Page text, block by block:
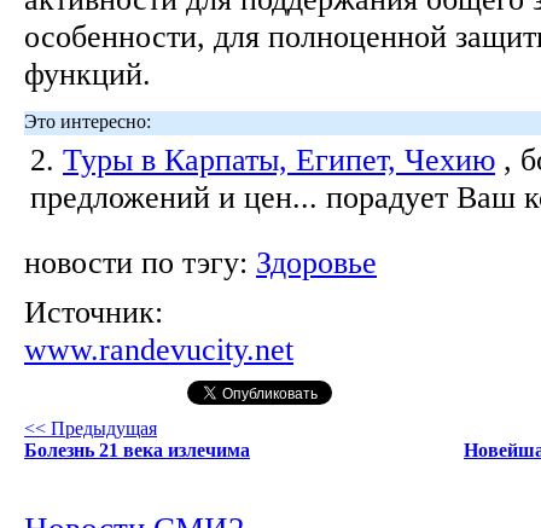
особенности, для полноценной
функций.
Это интересно:
2. Туры в Карпаты, Египет, Чехию ,
предложений и цен... порадует Ваш
новости по тэгу: Здоровье
Источник:
www.randevucity.net
<< Предыдущая
Болезнь 21 века излечима